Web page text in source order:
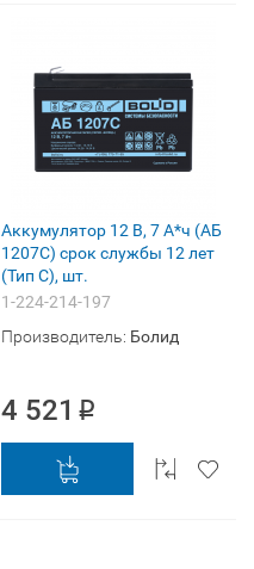
Аккумулятор 12 В, 7 А*ч (АБ
1207С) срок службы 12 лет
(Тип С), шт.
1-224-214-197
Производитель: Болид
4 521